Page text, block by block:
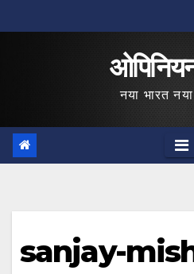
to
नया भारत
sanjay-